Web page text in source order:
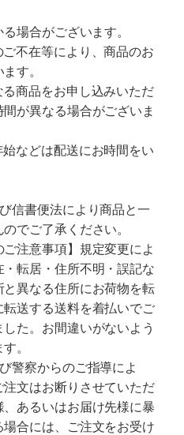
場合がございます。
不在等により、商品のお
す。
商品をお申し込みいただ
が異なる場合がございま
などは配送にお時間をい
信書便法により商品と一
でご了承ください。
ご注意事項】規定変更によ
転居・住所不明・誤記な
異なる住所にお荷物を転
送する送料を着払いでご
た。お間違いがないよう
。
警察からのご指導によ
文はお断りさせていただ
あるいはお届け先様に暴
合には、ご注文をお受け